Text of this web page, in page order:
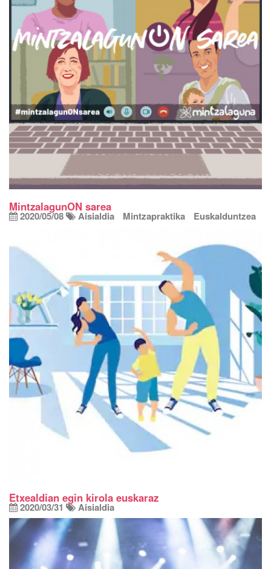
MintzalagunON sarea
2020/05/08 Aisialdia Mintzapraktika Euskalduntzea
Etxealdian egin kirola euskaraz
2020/03/31 Aisialdia